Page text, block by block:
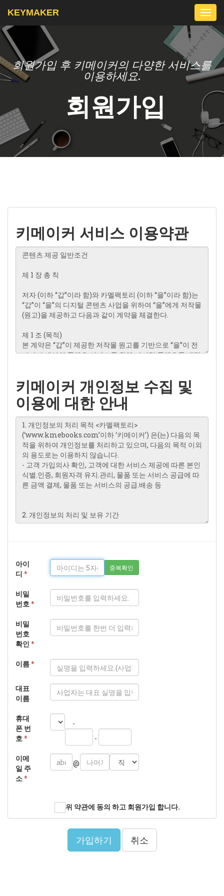
KEYMAKER
회원가입 후 키메이커의 다양한 서비스를
이용하세요.
회원가입
키메이커 서비스 이용약관
키메이커 개인정보 수집 및
이용에 대한 안내
아이
디 *
중복확인
비밀
번호*
비밀
번호
확인 *
이름*
대표
이름
휴대
폰 번
호*
-
-
이메
일 주
소*
@
위 약관에 동의 하고 회원가입 합니다.
가입하기 취소